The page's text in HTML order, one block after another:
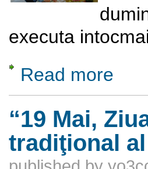
executa
Read more
“19 Mai,
tradiţional